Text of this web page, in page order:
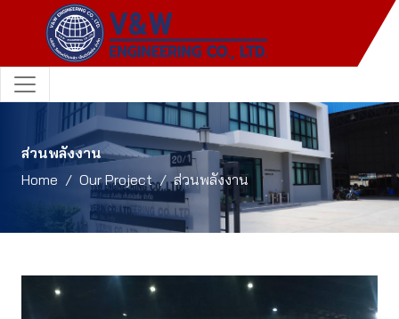
ส่วนพลังงาน
Home
Our Project ส่วนพลังงาน